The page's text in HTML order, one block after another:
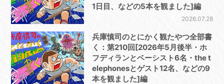
1日目、などの5本を観ました]編
2026.07.28
兵庫慎司のとにかく観たやつ全部書
く：第210回[2026年5月後半・ホ
フディランとベーシスト6名・the t
elephonesとゲスト12名、などの9
本を観ました]編